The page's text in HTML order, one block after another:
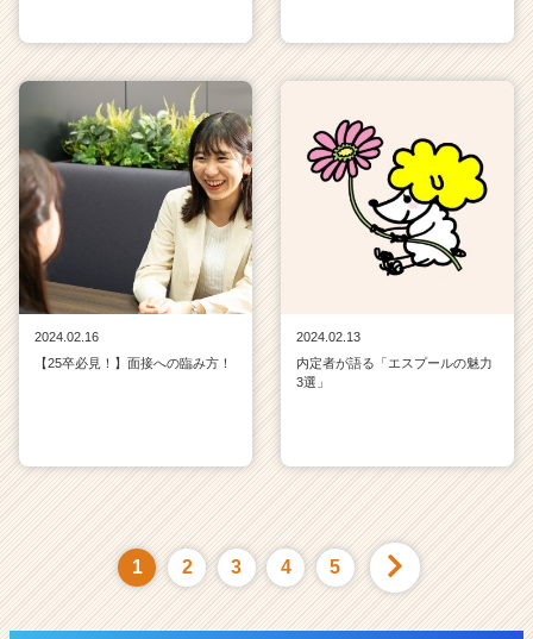
2024.02.16
【25卒必見！】面接への臨み方！
2024.02.13
内定者が語る「エスプールの魅力
3選」
1 2 3 4 5